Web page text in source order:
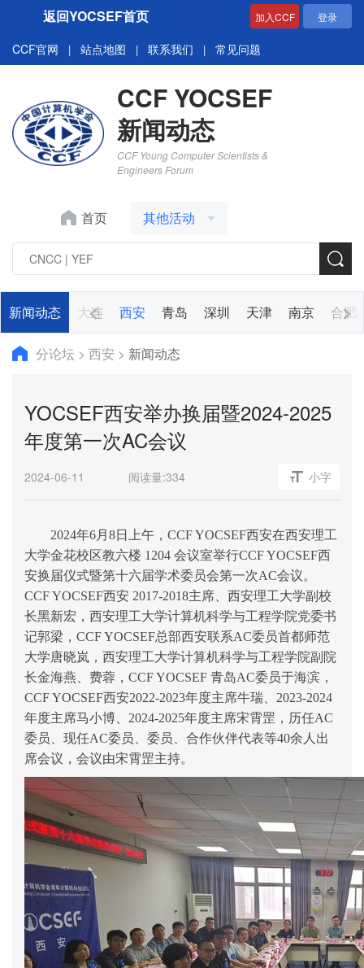
返回YOCSEF首页 加入CCF 登录
CCF官网 | 站点地图 | 联系我们 | 常见问题
CCF YOCSEF
新闻动态
CCF Young Computer Scientists &
Engineers Forum
首页 其他活动
新闻动态
州 苏州 大连 西安 青岛 深圳 天津 南京 合肥
分论坛 > 西安 > 新闻动态
YOCSEF西安举办换届暨2024-2025
年度第一次AC会议
2024-06-11 阅读量:334 小字
2024年6月8日 上午， CCF YOCSEF西安在西安理工
大学金花校区教六楼 1204 会议室举行CCF YOCSEF西
安换届仪式暨第十六届学术委员会第一次AC会议。
CCF YOCSEF西安 2017-2018主席、 西安理工大学副校
长黑新宏，西安理工大学计算机科学与工程学院党委书
记郭梁， CCF YOCSEF总部西安联系AC委员首都师范
大学唐晓岚，西安理工大学计算机科学与工程学院副院
长金海燕、费蓉，CCF YOCSEF 青岛AC委员于海滨，
CCF YOCSEF西安2022-2023年度主席牛瑞、 2023-2024
年度主席马小博、 2024-2025年度主席宋霄罡， 历任AC
委员
、现任AC委员 委员、 合作伙伴代表等40余人出
席会议，会议由宋霄罡主持。